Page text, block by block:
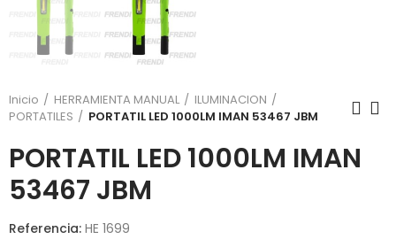
Inicio HERRAMIENTA MANUAL
ILUMINACION
PORTATILES
PORTATIL LED 1000LM IMAN 53467 JBM
PORTATIL LED 1000LM IMAN
53467 JBM
Referencia: HE 1699